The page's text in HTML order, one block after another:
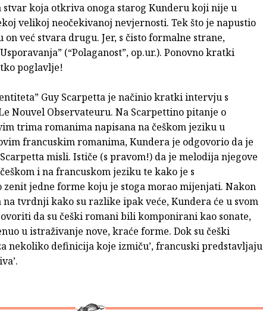
stvar koja otkriva onoga starog Kunderu koji nije u
velikoj neočekivanoj nevjernosti. Tek što je napustio
već stvara drugu. Jer, s čisto formalne strane,
(“Polaganost”, op.ur.). Ponovno kratki
poglavlje!
Guy Scarpetta je načinio kratki intervju s
Nouvel Observateuru. Na Scarpettino pitanje o
trima romanima napisana na češkom jeziku u
francuskim romanima, Kundera je odgovorio da je
misli. Ističe (s pravom!) da je melodija njegove
i na francuskom jeziku te kako je s
zenit jedne forme koju je stoga morao mijenjati. Nakon
tvrdnji kako su razlike ipak veće, Kundera će u svom
da su češki romani bili komponirani kao sonate,
u istraživanje nove, kraće forme. Dok su češki
nekoliko definicija koje izmiču’, francuski predstavljaju